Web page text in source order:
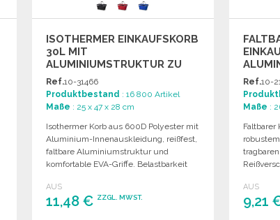
ISOTHERMER EINKAUFSKORB
30L MIT
ALUMINIUMSTRUKTUR ZU
GROSSHANDELSPREISEN
Ref.10-31466
Produktbestand : 16 800 Artikel
Maße : 25 x 47 x 28 cm
Isothermer Korb aus 600D Polyester mit
Aluminium-Innenauskleidung, reißfest,
faltbare Aluminiumstruktur und
komfortable EVA-Griffe. Belastbarkeit
AUS
11,48 € ZZGL. MWST.
Ref.10-
Maße :
Faltbarer
AUS
9,21